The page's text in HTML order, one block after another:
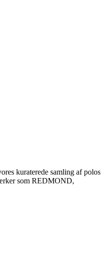
kuraterede samling af polos
som REDMOND,